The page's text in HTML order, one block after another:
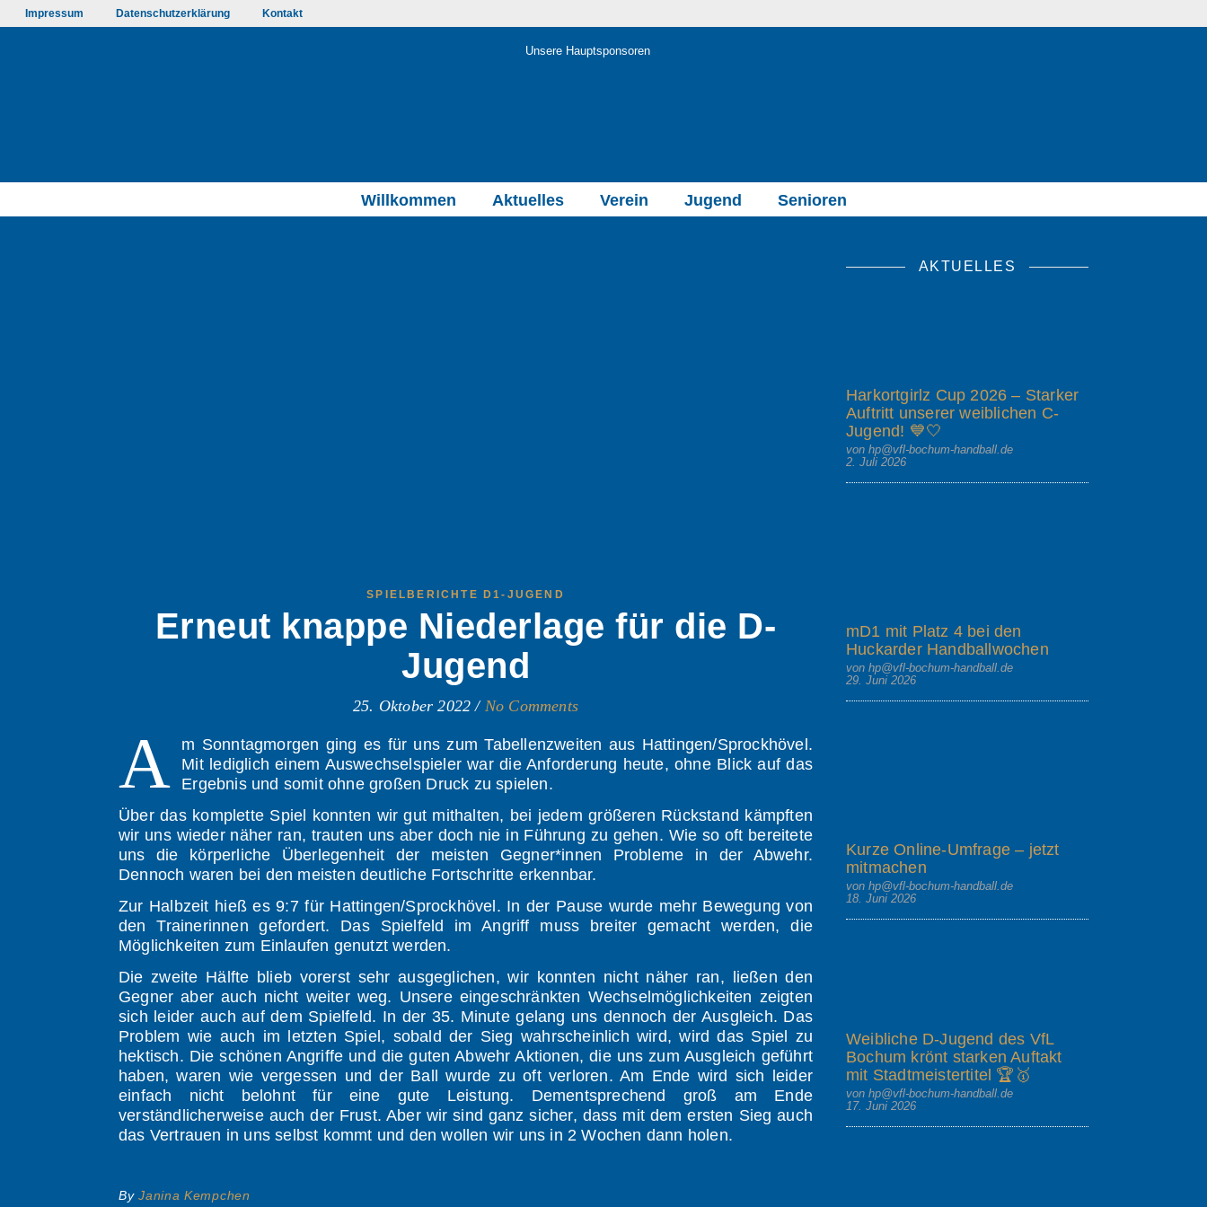
Impressum Datenschutzerklärung Kontakt
Unsere Hauptsponsoren
Willkommen Aktuelles Verein Jugend Senioren
SPIELBERICHTE D1-JUGEND
Erneut knappe Niederlage für die D-
Jugend
25. Oktober 2022 / No Comments
A
m Sonntagmorgen ging es für uns zum Tabellenzweiten aus Hattingen/Sprockhövel.
Mit lediglich einem Auswechselspieler war die Anforderung heute, ohne Blick auf das
Ergebnis und somit ohne großen Druck zu spielen.
Über das komplette Spiel konnten wir gut mithalten, bei jedem größeren Rückstand kämpften
wir uns wieder näher ran, trauten uns aber doch nie in Führung zu gehen. Wie so oft bereitete
uns die körperliche Überlegenheit der meisten Gegner*innen Probleme in der Abwehr.
Dennoch waren bei den meisten deutliche Fortschritte erkennbar.
Zur Halbzeit hieß es 9:7 für Hattingen/Sprockhövel. In der Pause wurde mehr Bewegung von
den Trainerinnen gefordert. Das Spielfeld im Angriff muss breiter gemacht werden, die
Möglichkeiten zum Einlaufen genutzt werden.
Die zweite Hälfte blieb vorerst sehr ausgeglichen, wir konnten nicht näher ran, ließen den
Gegner aber auch nicht weiter weg. Unsere eingeschränkten Wechselmöglichkeiten zeigten
sich leider auch auf dem Spielfeld. In der 35. Minute gelang uns dennoch der Ausgleich. Das
Problem wie auch im letzten Spiel, sobald der Sieg wahrscheinlich wird, wird das Spiel zu
hektisch. Die schönen Angriffe und die guten Abwehr Aktionen, die uns zum Ausgleich geführt
haben, waren wie vergessen und der Ball wurde zu oft verloren. Am Ende wird sich leider
einfach nicht belohnt für eine gute Leistung. Dementsprechend groß am Ende
verständlicherweise auch der Frust. Aber wir sind ganz sicher, dass mit dem ersten Sieg auch
das Vertrauen in uns selbst kommt und den wollen wir uns in 2 Wochen dann holen.
ByJanina Kempchen
AKTUELLES
Harkortgirlz Cup 2026 – Starker
Auftritt unserer weiblichen C-
Jugend! 💙🤍
von hp@vfl-bochum-handball.de
2. Juli 2026
mD1 mit Platz 4 bei den
Huckarder Handballwochen
von hp@vfl-bochum-handball.de
29. Juni 2026
Kurze Online-Umfrage – jetzt
mitmachen
von hp@vfl-bochum-handball.de
18. Juni 2026
Weibliche D-Jugend des VfL
Bochum krönt starken Auftakt
mit Stadtmeistertitel 🏆🥇
von hp@vfl-bochum-handball.de
17. Juni 2026